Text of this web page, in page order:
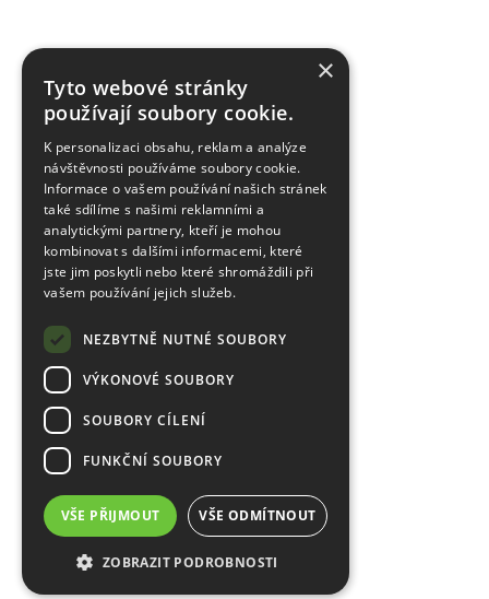
×
Tyto webové stránky
používají soubory cookie.
K personalizaci obsahu, reklam a analýze
návštěvnosti používáme soubory cookie.
Informace o vašem používání našich stránek
také sdílíme s našimi reklamními a
analytickými partnery, kteří je mohou
kombinovat s dalšími informacemi, které
jste jim poskytli nebo které shromáždili při
vašem používání jejich služeb.
NEZBYTNĚ NUTNÉ SOUBORY
VÝKONOVÉ SOUBORY
SOUBORY CÍLENÍ
FUNKČNÍ SOUBORY
VŠE PŘIJMOUT VŠE ODMÍTNOUT
ZOBRAZIT PODROBNOSTI